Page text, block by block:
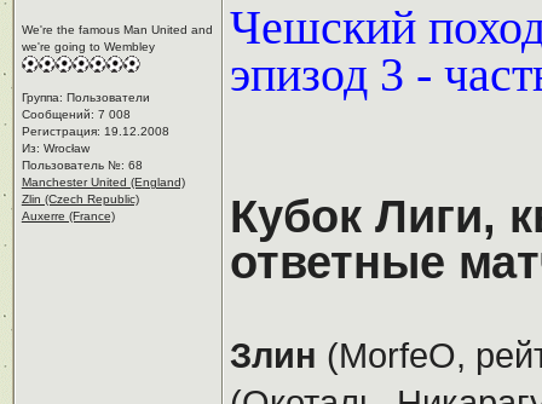
We're the famous Man United and
we're going to Wembley
Группа: Пользователи
Сообщений: 7 008
Регистрация: 19.12.2008
Из: Wrocław
Пользователь №: 68
Manchester United (England)
Zlin (Czech Republic)
Auxerre (France)
Чешский
эпизод 3 -
Кубок Лиги,
ответные
Злин (MorfeO,